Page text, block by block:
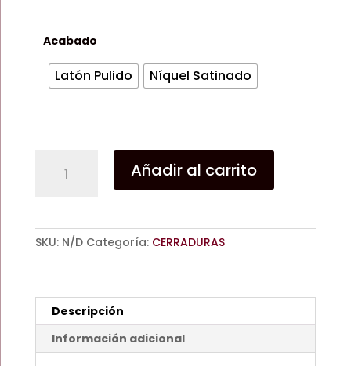
Acabado
Latón Pulido Níquel Satinado
MECANISMO
R200
CILINDRO
Y
GANCHO
ANTIPALANCA
ALTA
Añadir al carrito
SKU: N/D Categoría: CERRADURAS
Descripción
Información adicional